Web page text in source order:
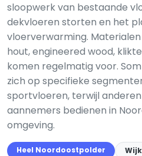
sloopwerk van bestaande
dekvloeren storten en het
vloerverwarming.
hout, engineered wood,
komen regelmatig voor.
zich op specifieke
sportvloeren, terwijl
aannemers bedienen in
omgeving.
Heel Noordoostpolder